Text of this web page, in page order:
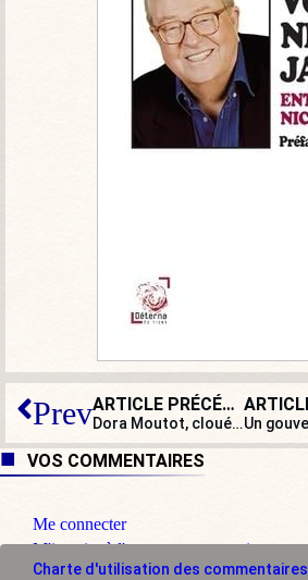
Prev ARTICLE PRÉCÉDENT
Dora Moutot, clouée au pilori médiatique après ses propos sur les transgenres
VOS COMMENTAIRES
Me connecter
M'inscrire à l'espace commentaire
Charte d'utilisation des commentaires